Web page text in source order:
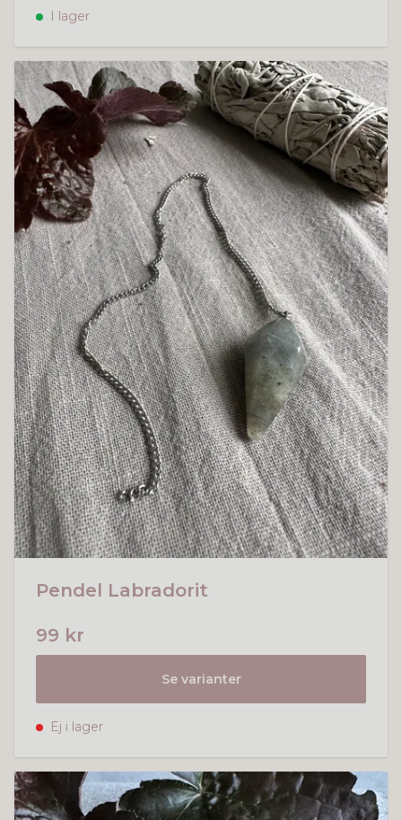
I lager
Pendel Labradorit
99 kr
Se varianter
Ej i lager